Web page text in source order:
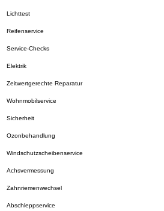
Lichttest
Reifenservice
Service-Checks
Elektrik
Zeitwertgerechte Reparatur
Wohnmobilservice
Sicherheit
Ozonbehandlung
Windschutzscheibenservice
Achsvermessung
Zahnriemenwechsel
Abschleppservice